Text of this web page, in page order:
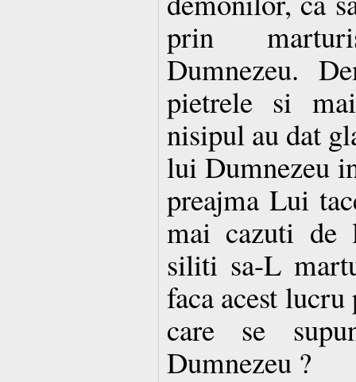
prin
Dumnezeu.
pietrele si
nisipul au dat
lui Dumnezeu
preajma Lui
mai cazuti de
siliti sa-L
faca acest
care se
Dumnezeu ?